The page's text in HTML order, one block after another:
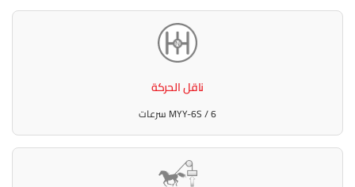
ناقل الحركة
MYY-6S / 6 سرعات